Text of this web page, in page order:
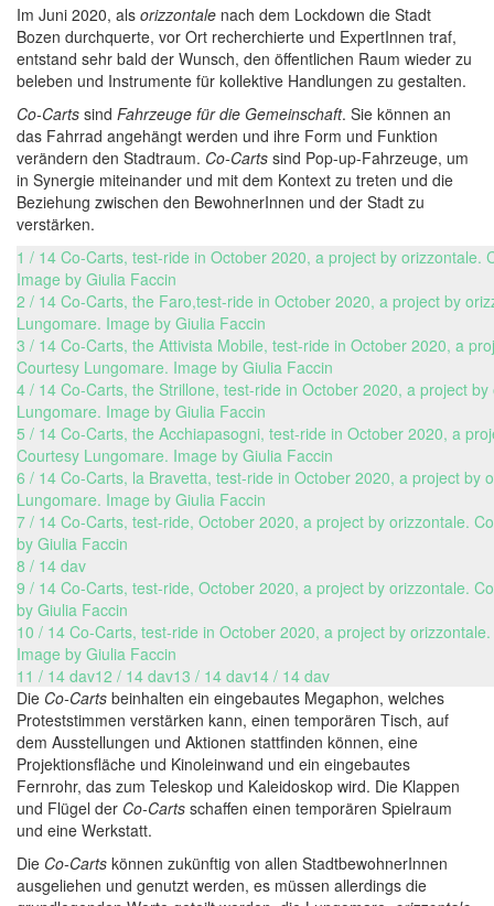
Im Juni 2020, als orizzontale nach dem Lockdown die Stadt
Bozen durchquerte, vor Ort recherchierte und ExpertInnen traf,
entstand sehr bald der Wunsch, den öffentlichen Raum wieder zu
beleben und Instrumente für kollektive Handlungen zu gestalten.
Co-Carts sind Fahrzeuge für die Gemeinschaft. Sie können an
das Fahrrad angehängt werden und ihre Form und Funktion
verändern den Stadtraum. Co-Carts sind Pop-up-Fahrzeuge, um
in Synergie miteinander und mit dem Kontext zu treten und die
Beziehung zwischen den BewohnerInnen und der Stadt zu
verstärken.
1 / 14 Co-Carts, test-ride in October 2020, a project by orizzontale.
Image by Giulia Faccin
2 / 14 Co-Carts, the Faro,test-ride in October 2020, a project by
Lungomare. Image by Giulia Faccin
3 / 14 Co-Carts, the Attivista Mobile, test-ride in October 2020, a
Courtesy Lungomare. Image by Giulia Faccin
4 / 14 Co-Carts, the Strillone, test-ride in October 2020, a project
Lungomare. Image by Giulia Faccin
5 / 14 Co-Carts, the Acchiapasogni, test-ride in October 2020, a
Courtesy Lungomare. Image by Giulia Faccin
6 / 14 Co-Carts, la Bravetta, test-ride in October 2020, a project by
Lungomare. Image by Giulia Faccin
7 / 14 Co-Carts, test-ride, October 2020, a project by orizzontale.
by Giulia Faccin
8 / 14 dav
9 / 14 Co-Carts, test-ride, October 2020, a project by orizzontale.
by Giulia Faccin
10 / 14 Co-Carts, test-ride in October 2020, a project by
Image by Giulia Faccin
11 / 14 dav12 / 14 dav13 / 14 dav14 / 14 dav
Die Co-Carts beinhalten ein eingebautes Megaphon, welches
Proteststimmen verstärken kann, einen temporären Tisch, auf
dem Ausstellungen und Aktionen stattfinden können, eine
Projektionsfläche und Kinoleinwand und ein eingebautes
Fernrohr, das zum Teleskop und Kaleidoskop wird. Die Klappen
und Flügel der Co-Carts schaffen einen temporären Spielraum
und eine Werkstatt.
Die Co-Carts können zukünftig von allen StadtbewohnerInnen
ausgeliehen und genutzt werden, es müssen allerdings die